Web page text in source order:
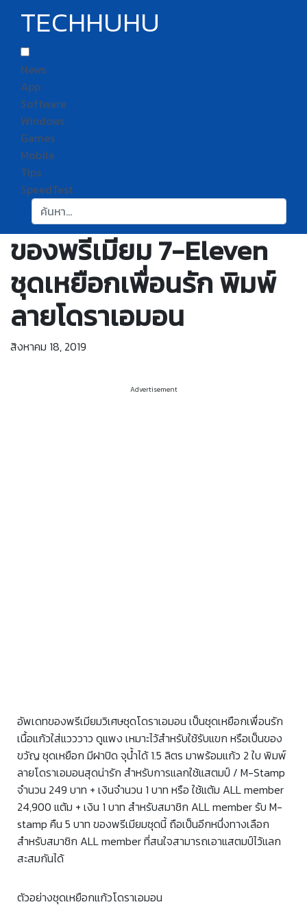
TECHHUHU
News
App
Software
Windows
Games
Mobile
Tips
SpeedTest
ค้นหา:
ของพรีเมียม 7-Eleven
ชุดเหยือกเพื่อนรัก พิมพ์
ลายโดราเอมอน
สิงหาคม 18, 2019
Advertisement
อัพเดทของพรีเมียมวิเศษชุดโดราเอมอน เป็นชุดเหยือกเพื่อนรัก
เนื้อแก้วใส่แวววาว ดูแพง เหมาะไว้สำหรับใช้รับแขก หรือเป็นของ
ขวัญ ชุดเหยือก มีฝาปิด จุน้ำได้ 1.5 ลิตร มาพร้อมแก้ว 2 ใบ พิมพ์
ลายโดราเอมอนสุดน่ารัก สำหรับการแลกใช้แสตมป์ / M-Stamp
จำนวน 249 บาท + เงินจำนวน 1 บาท หรือ ใช้แต้ม ALL member
24,900 แต้ม + เงิน 1 บาท สำหรับสมาชิก ALL member รับ M-
stamp คืน 5 บาท ของพรีเมียมชุดนี้ ถือเป็นอีกหนึ่งทางเลือก
สำหรับสมาชิก ALL member ที่สนใจสามารถเอาแสตมป์ไว้แลก
สะสมกันได้
ตัวอย่างชุดเหยือกแก้วโดราเอมอน